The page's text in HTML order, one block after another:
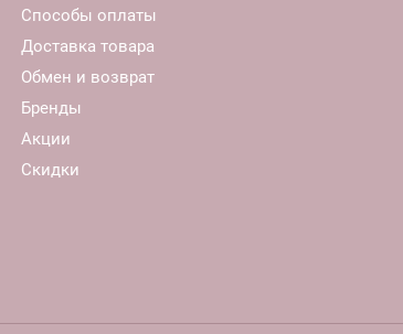
Способы оплаты
Доставка товара
Обмен и возврат
Бренды
Акции
Скидки